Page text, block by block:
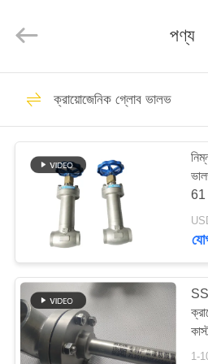
পণ্য
আমাদের
সম্পর্কে
কারখানা
ভ্রমণ
Equipment
Co.,Ltd.
Reserved.
ক্রায়োজেনিক
ক্রায়োজেনিক
পণ্য
ক্রায়োজেনিক গ্লোব ভালভ
61
SS
1-